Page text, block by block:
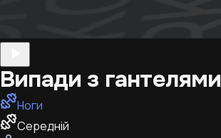
Випади з гантелями
Ноги
Середній